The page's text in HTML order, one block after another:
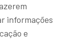
informações
e